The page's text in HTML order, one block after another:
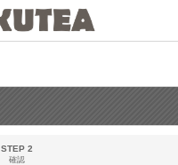
STEP 2
確認